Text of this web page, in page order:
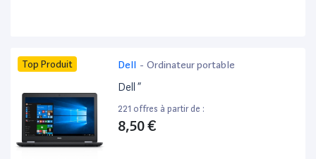
Top Produit Dell - Ordinateur portable
Dell ”
221 offres à partir de :
8,50 €